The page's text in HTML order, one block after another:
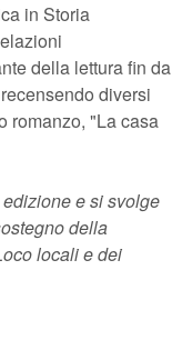
in Storia
della lettura fin da
diversi
romanzo, "La casa
e si svolge
della
locali e dei